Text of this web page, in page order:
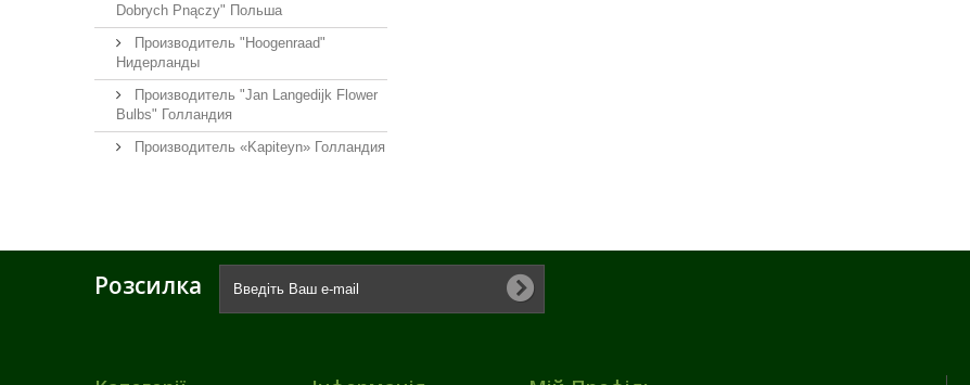
Dobrych Pnączy" Польша
Производитель "Hoogenraad"
Нидерланды
Производитель "Jan Langedijk Flower
Bulbs" Голландия
Производитель «Kapiteyn» Голландия
Розсилка